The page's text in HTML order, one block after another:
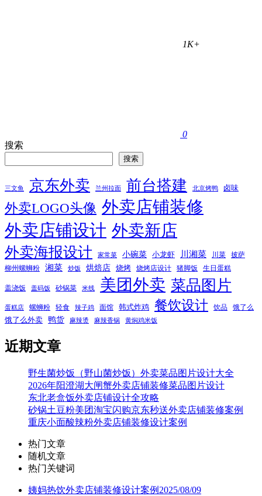
1K+
0
搜索
搜索
三文鱼 京东外卖 兰州拉面 前台搭建 北京烤鸭 卤味
外卖LOGO头像 外卖店铺装修
外卖店铺设计 外卖新店
外卖海报设计 家常菜 小碗菜 小龙虾 川湘菜 川菜
披萨
柳州螺蛳粉
湘菜 炒饭 烘焙店 烧烤 烧烤店设计 猪脚饭 生日蛋糕
盖浇饭 盖码饭 砂锅菜 米线 美团外卖 菜品图片
蛋糕店 螺蛳粉 轻食 辣子鸡 面馆 韩式炸鸡 餐饮设计 饮品 饿了么
饿了么外卖 鸭货 麻辣烫 麻辣香锅 黄焖鸡米饭
近期文章
野生菌炒饭（野山菌炒饭）外卖菜品图片设计大全
2026年阳澄湖大闸蟹外卖店铺装修菜品图片设计
东北老盒饭外卖店铺设计全攻略
砂锅土豆粉美团淘宝闪购京东秒送外卖店铺装修案例
重庆小面酸辣粉外卖店铺装修设计案例
热门文章
随机文章
热门关键词
姨妈热饮外卖店铺装修设计案例2025/08/09